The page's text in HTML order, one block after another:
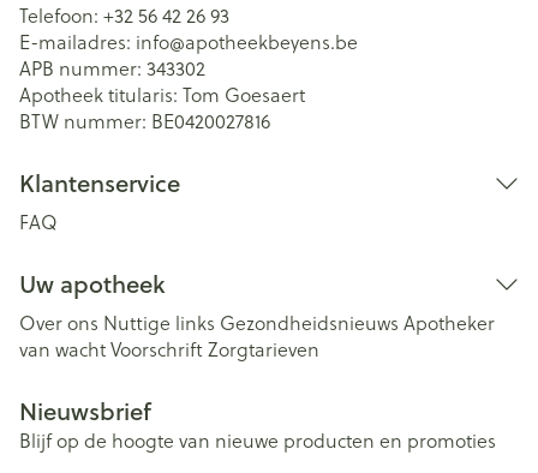
Telefoon: +32 56 42 26 93
E-mailadres: info@apotheekbeyens.be
APB nummer: 343302
Apotheek titularis: Tom Goesaert
BTW nummer: BE0420027816
Klantenservice
FAQ
Uw apotheek
Over ons Nuttige links Gezondheidsnieuws Apotheker
van wachtVoorschriftZorgtarieven
Nieuwsbrief
Blijf op de hoogte van nieuwe producten en promoties